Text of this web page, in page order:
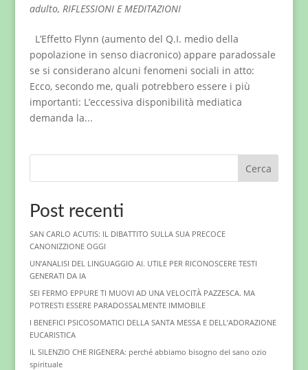
adulto, RIFLESSIONI E MEDITAZIONI
L’Effetto Flynn (aumento del Q.I. medio della
popolazione in senso diacronico) appare paradossale
se si considerano alcuni fenomeni sociali in atto:
Ecco, secondo me, quali potrebbero essere i più
importanti: L’eccessiva disponibilità mediatica
demanda la...
Cerca
Post recenti
SAN CARLO ACUTIS: IL DIBATTITO SULLA SUA PRECOCE
CANONIZZIONE OGGI
UN’ANALISI DEL LINGUAGGIO AI. UTILE PER RICONOSCERE TESTI
GENERATI DA IA
SEI FERMO EPPURE TI MUOVI AD UNA VELOCITÀ PAZZESCA. MA
POTRESTI ESSERE PARADOSSALMENTE IMMOBILE
I BENEFICI PSICOSOMATICI DELLA SANTA MESSA E DELL’ADORAZIONE
EUCARISTICA
IL SILENZIO CHE RIGENERA: perché abbiamo bisogno del sano ozio
spirituale